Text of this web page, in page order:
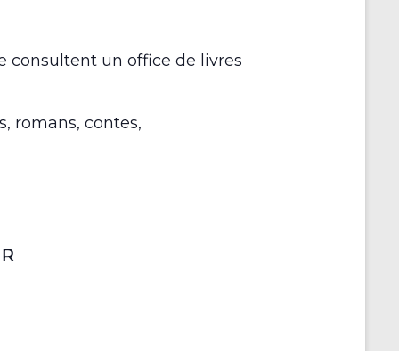
consultent un office de livres
romans, contes,